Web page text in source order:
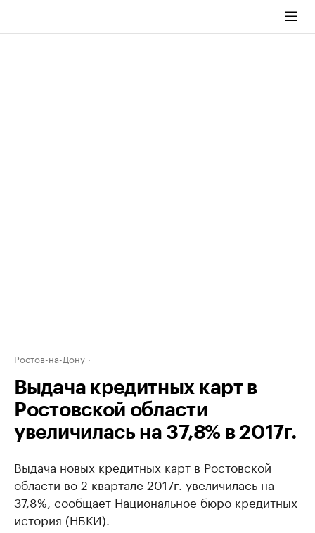
Ростов-на-Дону
Выдача кредитных карт в
Ростовской области
увеличилась на 37,8% в 2017г.
Выдача новых кредитных карт в Ростовской
области во 2 квартале 2017г. увеличилась на
37,8%, сообщает Национальное бюро кредитных
история (НБКИ).